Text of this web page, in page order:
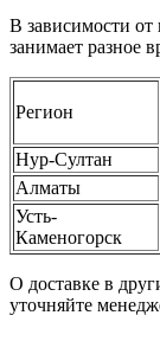
В зависимости от
занимает разное
Регион
Нур-Султан
Алматы
Усть-
Каменогорск
О доставке в
уточняйте